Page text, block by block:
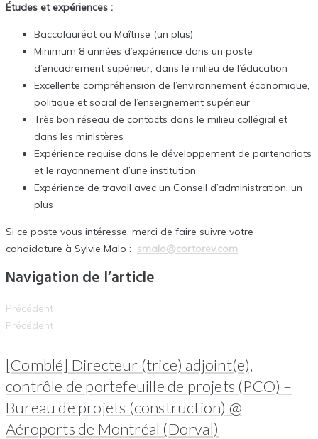
Études et expériences :
Baccalauréat ou Maîtrise (un plus)
Minimum 8 années d’expérience dans un poste
d’encadrement supérieur, dans le milieu de l’éducation
Excellente compréhension de l’environnement économique,
politique et social de l’enseignement supérieur
Très bon réseau de contacts dans le milieu collégial et
dans les ministères
Expérience requise dans le développement de partenariats
et le rayonnement d’une institution
Expérience de travail avec un Conseil d’administration, un
plus
Si ce poste vous intéresse, merci de faire suivre votre
candidature à Sylvie Malo : smalo@cortorev.com
Navigation de l’article
Précédent
Précédent
[Comblé] Directeur (trice) adjoint(e),
contrôle de portefeuille de projets (PCO) –
Bureau de projets (construction) @
Aéroports de Montréal (Dorval)